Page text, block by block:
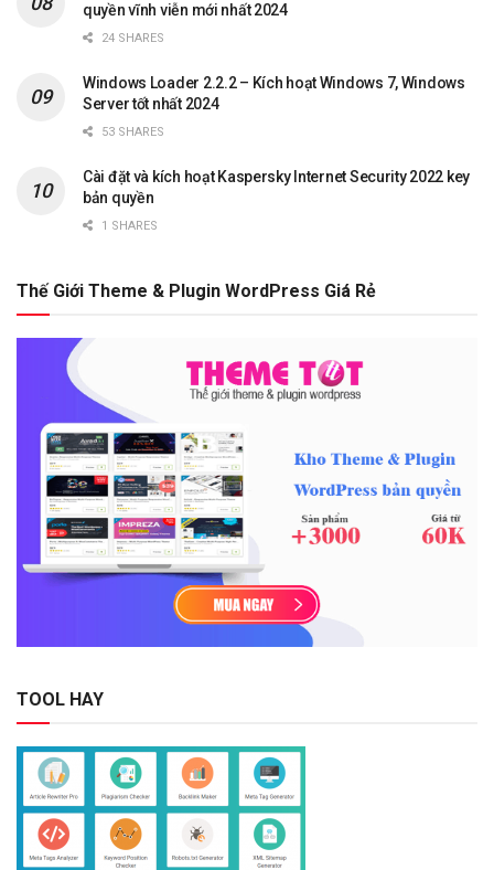
quyền vĩnh viễn mới nhất 2024
24 SHARES
Windows Loader 2.2.2 – Kích hoạt Windows 7, Windows
Server tốt nhất 2024
53 SHARES
Cài đặt và kích hoạt Kaspersky Internet Security 2022 key
bản quyền
1 SHARES
Thế Giới Theme & Plugin WordPress Giá Rẻ
TOOL HAY